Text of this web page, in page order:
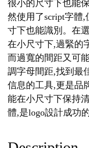
很小的尺寸下也能
然使用了script字體
寸下也能識別。在
在小尺寸下,過緊的
而過寬的間距又可
調字母間距,找到最
信息的工具,更是品
能在小尺寸下保持
體,是logo設計成功